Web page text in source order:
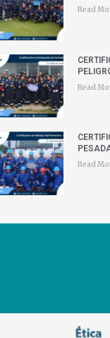
Read
Read
Read